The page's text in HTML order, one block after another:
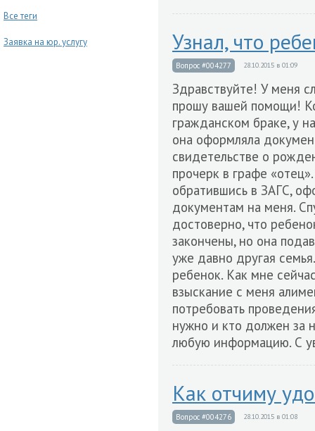
Все теги
Заявка на юр. услугу Узнал, что
Вопрос #004277 28.10.2015 в 01:09
Здравствуйте! У меня
прошу вашей помощи!
гражданском браке, у
она оформляла
свидетельстве о
прочерк в графе
обратившись в ЗАГС,
документам на меня.
достоверно, что
закончены, но она
уже давно другая
ребенок. Как мне
взыскание с меня
потребовать
нужно и кто должен за
любую информацию. С
Как отчиму
Вопрос #004276 28.10.2015 в 01:08